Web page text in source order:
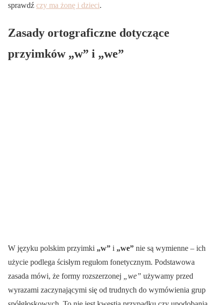
sprawdź czy ma żonę i dzieci.
Zasady ortograficzne dotyczące
przyimków „w” i „we”
W języku polskim przyimki „w” i „we” nie są wymienne – ich
użycie podlega ścisłym regułom fonetycznym. Podstawowa
zasada mówi, że formy rozszerzonej
„we” używamy przed
wyrazami zaczynającymi się od trudnych do wymówienia grup